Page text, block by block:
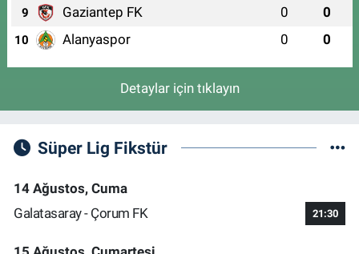
9 Gaziantep FK 0 0
10 Alanyaspor 0 0
Detaylar için tıklayın
Süper Lig Fikstür
14 Ağustos, Cuma
Galatasaray - Çorum FK
21:30